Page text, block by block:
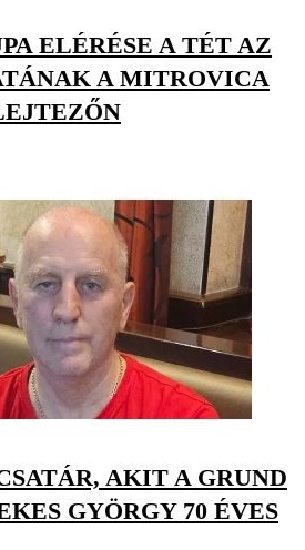
ELÉRÉSE A TÉT AZ
A MITROVICA
AKIT A GRUND
GYÖRGY 70 ÉVES